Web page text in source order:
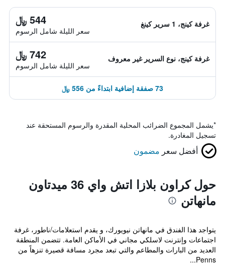
غرفة كينج، 1 سرير كينغ 544 ﷼
سعر الليلة شامل الرسوم
غرفة كينج، نوع السرير غير معروف 742 ﷼
سعر الليلة شامل الرسوم
73 صفقة إضافية ابتداءً من 556 ﷼
*يشمل المجموع الضرائب المحلية المقدرة والرسوم المستحقة عند
تسجيل المغادرة.
أفضل سعر مضمون
حول كراون بلازا اتش واي 36 ميدتاون
مانهاتن
يتواجد هذا الفندق في مانهاتن نيويورك، و يقدم استعلامات/ناطور، غرفة
اجتماعات وإنترنت لاسلكي مجاني في الأماكن العامة. تتضمن المنطقة
العديد من البارات والمطاعم والتي تبعد مجرد مسافة قصيرة تنزهاً من
Penns...